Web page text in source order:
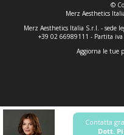
©
Merz Aesthetics
Merz Aesthetics Italia S.r.l. - sede
+39 02 66989111 - Partita
Aggiorna le tue
Contatta
Dott.